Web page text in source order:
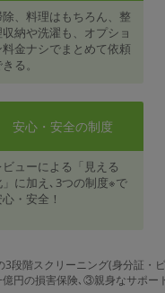
、料理はもちろん、整
納や洗濯も、オプショ
料金ナシでまとめて依頼
る。
安心・安全の制度
ビューによる「見える
」に加え､3つの制度※で
・安全！
段階スクリーニング(身分証・
円の損害保険､③親身なサポー